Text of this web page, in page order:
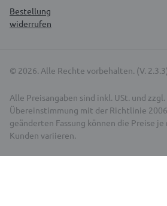
Bestellung
widerrufen
© 2026. Alle Rechte vorbehalten. (V. 2.3.3)
Alle Preisangaben sind inkl. USt. und zzgl.
Übereinstimmung mit der Richtlinie
geänderten Fassung können die Preise
Kunden variieren.